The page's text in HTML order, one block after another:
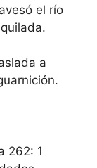
el río
a
262: 1